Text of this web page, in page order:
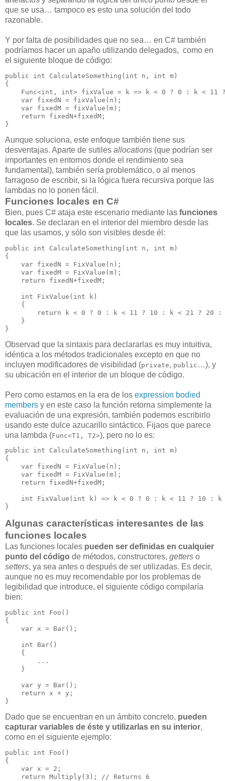
que se usa… tampoco es esto una solución del todo
razonable.
Y por falta de posibilidades que no sea… en C# también
podríamos hacer un apaño utilizando delegados, como en
el siguiente bloque de código:
public int CalculateSomething(int n, int m)
{
Func<int, int> fixValue = k => k < 0 ? 0 : k < 11
    var fixedN = fixValue(n);
    var fixedM = fixValue(m);
    return fixedN+fixedM;
}
Aunque soluciona, este enfoque también tiene sus
desventajas. Aparte de sutiles allocations (que podrían ser
importantes en entornos donde el rendimiento sea
fundamental), también sería problemático, o al menos
farragoso de escribir, si la lógica fuera recursiva porque las
lambdas no lo ponen fácil.
Funciones locales en C#
Bien, pues C# ataja este escenario mediante las funciones
locales. Se declaran en el interior del miembro desde las
que las usamos, y sólo son visibles desde él:
public int CalculateSomething(int n, int m)
{
    var fixedN = FixValue(n);
    var fixedM = FixValue(m);
    return fixedN+fixedM;
    int FixValue(int k)
    {
return k < 0 ? 0 : k < 11 ? 10 : k < 21 ? 20 :
    }
}
Observad que la sintaxis para declararlas es muy intuitiva,
idéntica a los métodos tradicionales excepto en que no
incluyen modificadores de visibilidad (private, public …), y
su ubicación en el interior de un bloque de código.
Pero como estamos en la era de los expression bodied
members y en este caso la función retorna simplemente la
evaluación de una expresión, también podemos escribirlo
usando este dulce azucarillo sintáctico. Fijaos que parece
una lambda (Func<T1, T2>), pero no lo es:
public int CalculateSomething(int n, int m)
{
    var fixedN = FixValue(n);
    var fixedM = FixValue(m);
    return fixedN+fixedM;
int FixValue(int k) => k < 0 ? 0 : k < 11 ? 10 : k
}
Algunas características interesantes de las
funciones locales
Las funciones locales pueden ser definidas en cualquier
punto del código de métodos, constructores, getters o
setters, ya sea antes o después de ser utilizadas. Es decir,
aunque no es muy recomendable por los problemas de
legibilidad que introduce, el siguiente código compilaría
bien:
public int Foo()
{
    var x = Bar();
    int Bar()
    {
        ...
    }
    var y = Bar();
    return x + y;
}
Dado que se encuentran en un ámbito concreto, pueden
capturar variables de éste y utilizarlas en su interior,
como en el siguiente ejemplo:
public int Foo()
{
    var x = 2;
    return Multiply(3); // Returns 6